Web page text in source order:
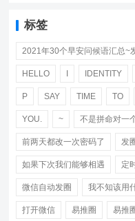
标签
2021年30个早安问候语汇总~
HELLO IDENTITY
P SAY TIME TO
YOU. ~ 不是拼命对一
前两天都改一次密码了 发
如果下次我们能够相遇 定
微信自动发圈 我不知该用
打开微信 易推圈 易推